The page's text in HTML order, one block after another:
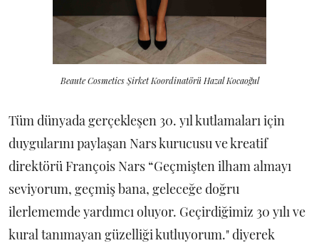
Beaute Cosmetics Şirket Koordinatörü Hazal Kocaoğul
Tüm dünyada gerçekleşen 30. yıl kutlamaları için
duygularını paylaşan Nars kurucusu ve kreatif
direktörü François Nars “Geçmişten ilham almayı
seviyorum, geçmiş bana, geleceğe doğru
ilerlememde yardımcı oluyor. Geçirdiğimiz 30 yılı ve
kural tanımayan güzelliği kutluyorum." diyerek